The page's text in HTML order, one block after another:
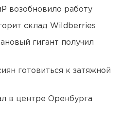
возобновило работу
склад Wildberries
гигант получил
готовиться к затяжной
в центре Оренбурга